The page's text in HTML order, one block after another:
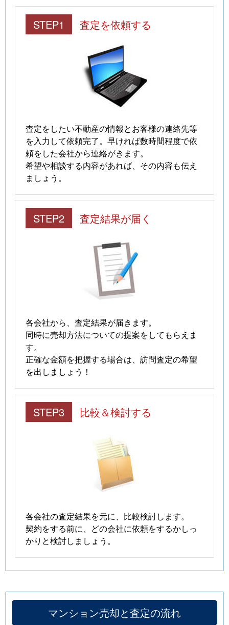
STEP1 査定を依頼する
査定をしたい不動産の情報とお客様の連絡先等
を入力して依頼完了。早ければ数時間程度で依
頼をした会社から連絡がきます。
希望や相談する内容があれば、その内容も伝え
ましょう。
STEP2 査定結果が届く
各会社から、査定結果が届きます。
同時に売却方法についての提案をしてもらえま
す。
正確な金額を把握する場合は、訪問査定の希望
を出しましょう！
STEP3 比較＆検討する
各会社の査定結果を元に、比較検討します。
契約をする前に、どの会社に依頼をするかしっ
かりと検討しましょう。
マンション売却と査定の流れ